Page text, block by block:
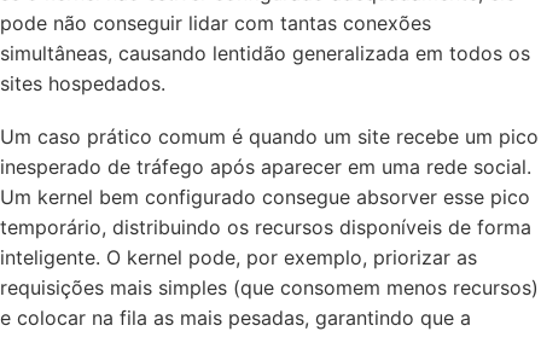
pode não conseguir lidar com tantas conexões
simultâneas, causando lentidão generalizada em todos os
sites hospedados.
Um caso prático comum é quando um site recebe um pico
inesperado de tráfego após aparecer em uma rede social.
Um kernel bem configurado consegue absorver esse pico
temporário, distribuindo os recursos disponíveis de forma
inteligente. O kernel pode, por exemplo, priorizar as
requisições mais simples (que consomem menos recursos)
e colocar na fila as mais pesadas, garantindo que a